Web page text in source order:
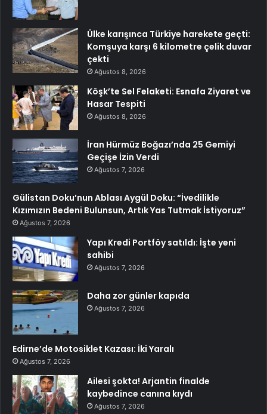
Ülke karışınca Türkiye harekete geçti:
Komşuya karşı 6 kilometre çelik duvar
çekti
Ağustos 8, 2026
Köşk’te Sel Felaketi: Esnafa Ziyaret ve
Hasar Tespiti
Ağustos 8, 2026
İran Hürmüz Boğazı’nda 25 Gemiyi
Geçişe İzin Verdi
Ağustos 7, 2026
Gülistan Doku’nun Ablası Aygül Doku: “İvedilikle
Kızımızın Bedeni Bulunsun, Artık Yas Tutmak İstiyoruz”
Ağustos 7, 2026
Yapı Kredi Portföy satıldı: İşte yeni
sahibi
Ağustos 7, 2026
Daha zor günler kapıda
Ağustos 7, 2026
Edirne’de Motosiklet Kazası: İki Yaralı
Ağustos 7, 2026
Ailesi şokta! Arjantin finalde
kaybedince canına kıydı
Ağustos 7, 2026